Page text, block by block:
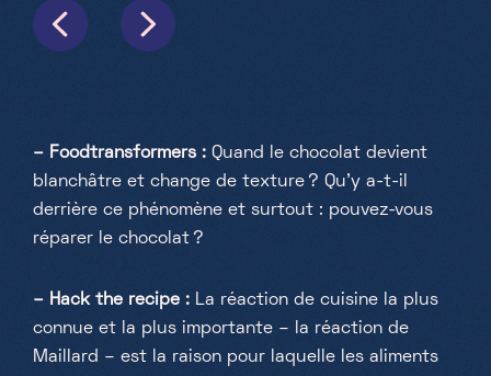
– Foodtransformers : Quand le chocolat devient
blanchâtre et change de texture ? Qu'y a-t-il
derrière ce phénomène et surtout : pouvez-vous
réparer le chocolat ?
– Hack the recipe : La réaction de cuisine la plus
connue et la plus importante – la réaction de
Maillard – est la raison pour laquelle les aliments